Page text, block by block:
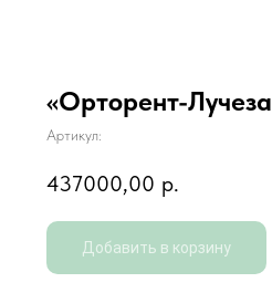
«Орторент-
Артикул:
437000,00 р.
Добавить в корзину